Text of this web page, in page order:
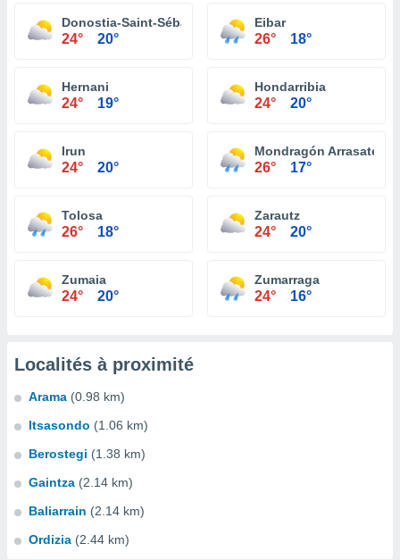
Donostia-Saint-Sébastien
24° 20°
Eibar
26° 18°
Hernani
24° 19°
Hondarribia
24° 20°
Irun
24° 20°
Mondragón Arrasate
26° 17°
Tolosa
26° 18°
Zarautz
24° 20°
Zumaia
24° 20°
Zumarraga
24° 16°
Localités à proximité
Arama (0.98 km)
Itsasondo (1.06 km)
Berostegi (1.38 km)
Gaintza (2.14 km)
Baliarrain (2.14 km)
Ordizia (2.44 km)